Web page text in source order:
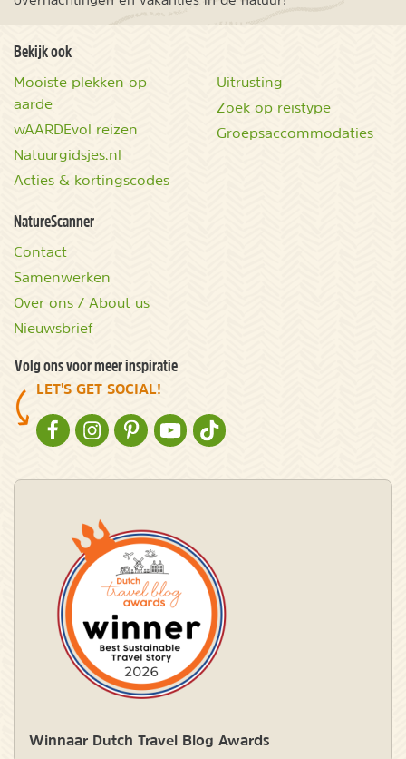
Bekijk ook
Mooiste plekken op
aarde
wAARDEvol reizen
Natuurgidsjes.nl
Acties & kortingscodes
Uitrusting
Zoek op reistype
Groepsaccommodaties
NatureScanner
Contact
Samenwerken
Over ons / About us
Nieuwsbrief
Volg ons voor meer inspiratie
LET'S GET SOCIAL!
NATURESCANNER OP FACEBOOK
NATURESCANNER OP INSTAGRAM
NATURESCANNER OP PINTEREST
NATURESCANNER OP YOUTUBE
NATURESCANNER OP TIKTOK
Winnaar Dutch Travel Blog Awards